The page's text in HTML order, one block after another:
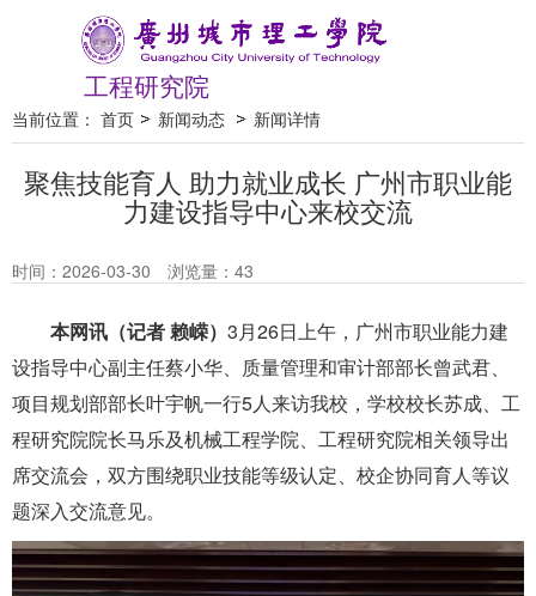
工程研究院
当前位置： 首页 新闻动态 新闻详情
聚焦技能育人 助力就业成长 广州市职业能
力建设指导中心来校交流
时间：2026-03-30 浏览量： 43
本网讯（记者 赖嵘） 3月26日上午，广州市职业能力建
设指导中心副主任蔡小华、质量管理和审计部部长曾武君、
项目规划部部长叶宇帆一行5人来访我校，学校校长苏成、工
程研究院院长马乐及机械工程学院、工程研究院相关领导出
席交流会，双方围绕职业技能等级认定、校企协同育人等议
题深入交流意见。